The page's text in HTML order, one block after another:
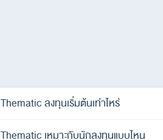
Thematic ลงทุนเริ่มต้นเท่าไหร่
Thematic เหมาะกับนักลงทุนแบบไหน